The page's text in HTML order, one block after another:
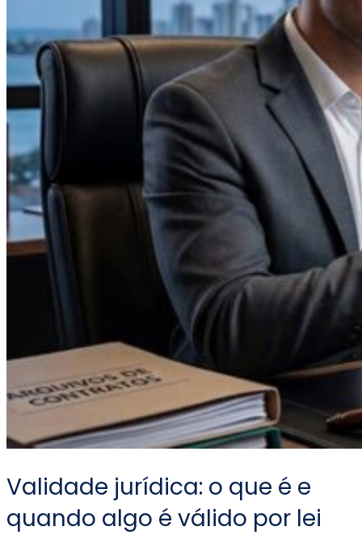
Validade jurídica: o que é e
quando algo é válido por lei